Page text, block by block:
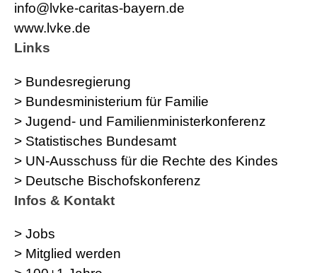
info@lvke-caritas-bayern.de
www.lvke.de
Links
> Bundesregierung
> Bundesministerium für Familie
> Jugend- und Familienministerkonferenz
> Statistisches Bundesamt
> UN-Ausschuss für die Rechte des Kindes
> Deutsche Bischofskonferenz
Infos & Kontakt
> Jobs
> Mitglied werden